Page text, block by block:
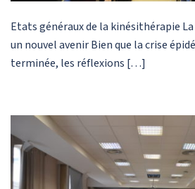
Etats généraux de la kinésithérapie
un nouvel avenir Bien que la crise
terminée, les réflexions […]